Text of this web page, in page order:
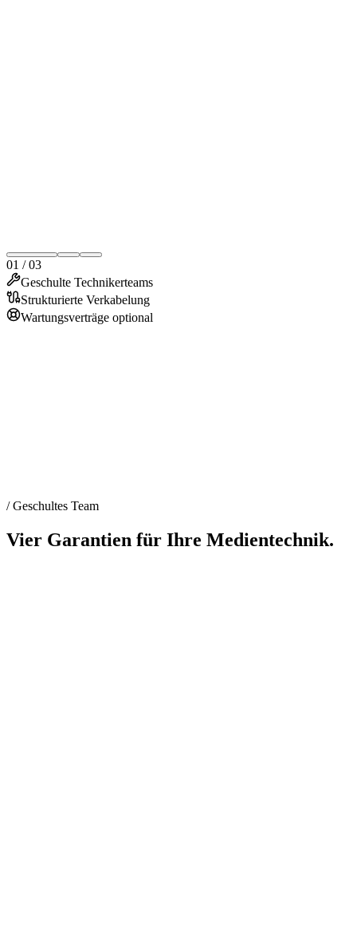
01 /03
Geschulte Technikerteams
Strukturierte Verkabelung
Wartungsverträge optional
/Geschultes Team
Vier Garantien für Ihre Medientechnik.